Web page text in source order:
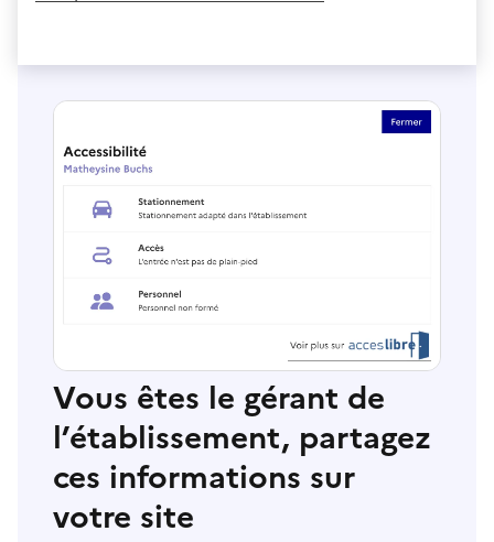
Vous êtes le gérant de
l’établissement, partagez
ces informations sur
votre site